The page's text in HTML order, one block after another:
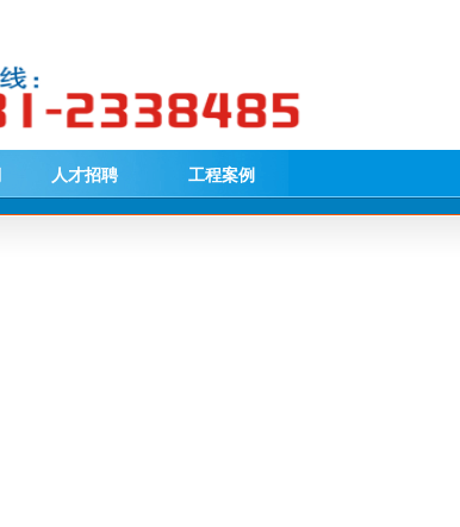
人才招聘 工程案例